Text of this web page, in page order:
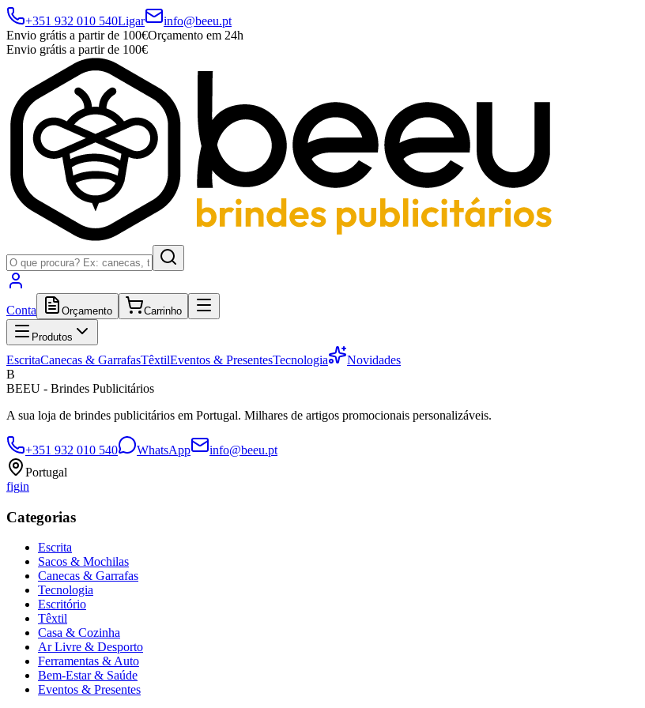
+351 932 010 540Ligar
info@beeu.pt
Envio grátis a partir de 100€Orçamento em 24h
Envio grátis a partir de 100€
Conta Orçamento Carrinho
Produtos
EscritaCanecas & GarrafasTêxtilEventos & PresentesTecnologia
Novidades
B
BEEU - Brindes Publicitários
A sua loja de brindes publicitários em Portugal. Milhares de artigos promocionais personalizáveis.
+351 932 010 540 WhatsApp
info@beeu.pt
Portugal
figin
Categorias
Escrita
Sacos & Mochilas
Canecas & Garrafas
Tecnologia
Escritório
Têxtil
Casa & Cozinha
Ar Livre & Desporto
Ferramentas & Auto
Bem-Estar & Saúde
Eventos & Presentes